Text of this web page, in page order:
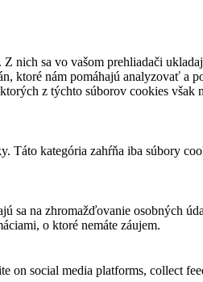
nich sa vo vašom prehliadači
ktoré nám pomáhajú analyzovať a
z týchto súborov cookies
kategória zahŕňa iba súbory
na zhromažďovanie osobných
o ktoré nemáte záujem.
social media platforms, collect